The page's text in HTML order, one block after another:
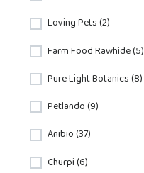
Loving Pets (2)
Farm Food Rawhide (5)
Pure Light Botanics (8)
Petlando (9)
Anibio (37)
Churpi (6)